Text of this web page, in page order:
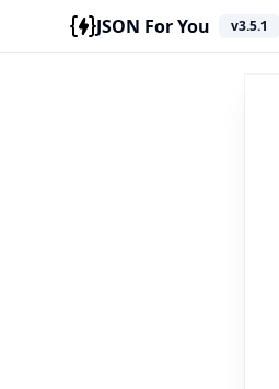
JSON For You v3.5.1